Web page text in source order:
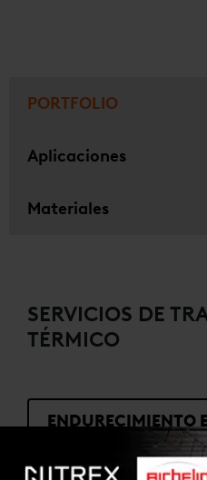
PORTFOLIO
Aplicaciones
Materiales
SERVICIOS DE
TÉRMICO
ENDURECIMIENTO